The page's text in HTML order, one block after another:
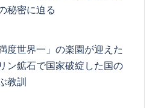
秘密に迫る
度世界一」の楽園が迎えた
ン鉱石で国家破綻した国の
教訓